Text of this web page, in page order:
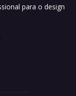
para o design